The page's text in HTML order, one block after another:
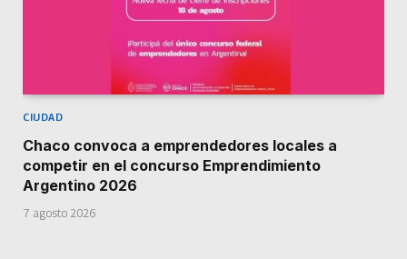
CIUDAD
Chaco convoca a emprendedores locales a
competir en el concurso Emprendimiento
Argentino 2026
7 agosto 2026